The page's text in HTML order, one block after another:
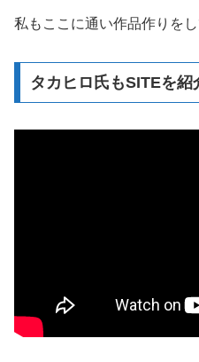
私もここに通い作品作りをし
タカヒロ氏もSITEを紹